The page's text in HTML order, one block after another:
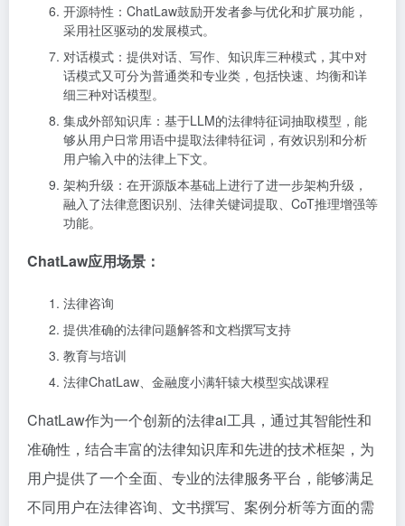
开源特性：ChatLaw鼓励开发者参与优化和扩展功能，
采用社区驱动的发展模式。
对话模式：提供对话、写作、知识库三种模式，其中对
话模式又可分为普通类和专业类，包括快速、均衡和详
细三种对话模型。
集成外部知识库：基于LLM的法律特征词抽取模型，能
够从用户日常用语中提取法律特征词，有效识别和分析
用户输入中的法律上下文。
架构升级：在开源版本基础上进行了进一步架构升级，
融入了法律意图识别、法律关键词提取、CoT推理增强等
功能。
ChatLaw应用场景：
法律咨询
提供准确的法律问题解答和文档撰写支持
教育与培训
法律ChatLaw、金融度小满轩辕大模型实战课程
ChatLaw作为一个创新的法律ai工具，通过其智能性和
准确性，结合丰富的法律知识库和先进的技术框架，为
用户提供了一个全面、专业的法律服务平台，能够满足
不同用户在法律咨询、文书撰写、案例分析等方面的需